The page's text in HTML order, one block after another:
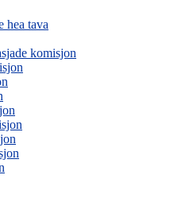
hea tava
komisjon